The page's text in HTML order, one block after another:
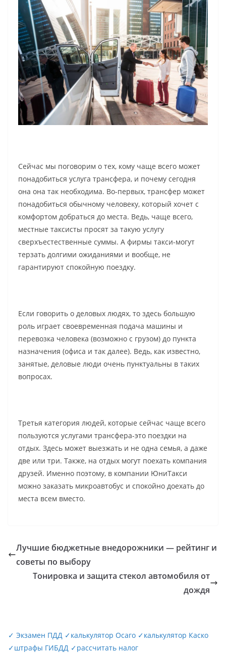
Сейчас мы поговорим о тех, кому чаще всего может
понадобиться услуга трансфера, и почему сегодня
она она так необходима. Во-первых, трансфер может
понадобиться обычному человеку, который хочет с
комфортом добраться до места. Ведь, чаще всего,
местные таксисты просят за такую услугу
сверхъестественные суммы. А фирмы такси-могут
терзать долгими ожиданиями и вообще, не
гарантируют спокойную поездку.
Если говорить о деловых людях, то здесь большую
роль играет своевременная подача машины и
перевозка человека (возможно с грузом) до пункта
назначения (офиса и так далее). Ведь, как известно,
занятые, деловые люди очень пунктуальны в таких
вопросах.
Третья категория людей, которые сейчас чаще всего
пользуются услугами трансфера-это поездки на
отдых. Здесь может выезжать и не одна семья, а даже
две или три. Также, на отдых могут поехать компания
друзей. Именно поэтому, в компании ЮниТакси
можно заказать микроавтобус и спокойно доехать до
места всем вместо.
Лучшие бюджетные внедорожники — рейтинг и
советы по выбору
Тонировка и защита стекол автомобиля от
дождя
✓ Экзамен ПДД ✓калькулятор Осаго ✓калькулятор Каско
✓штрафы ГИБДД ✓рассчитать налог